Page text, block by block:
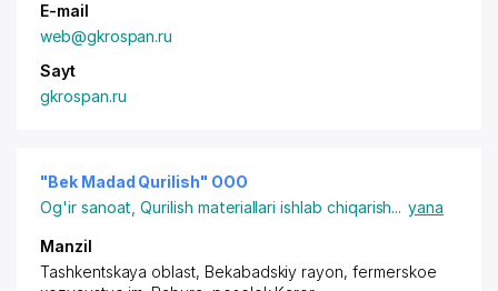
E-mail
web@gkrospan.ru
Sayt
gkrospan.ru
"Bek Madad Qurilish" OOO
Og'ir sanoat ,Qurilish materiallari ishlab chiqarish... yana
Manzil
Tashkentskaya oblast, Bekabadskiy rayon, fermerskoe